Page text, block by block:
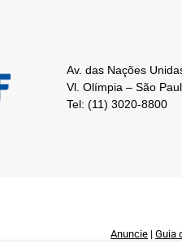
Av. das Nações
Vl. Olímpia – São
Tel: (11) 3020-8800
Anuncie | Guia